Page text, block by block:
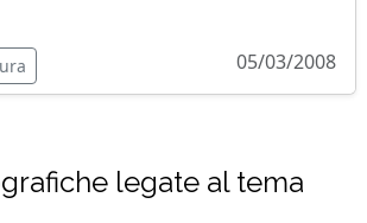
05/03/2008
legate al tema